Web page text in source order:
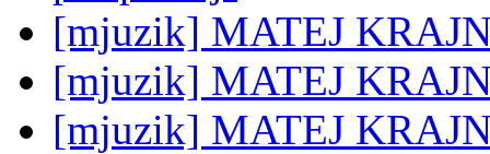
[mjuzik] MATEJ
[mjuzik] MATEJ
[mjuzik] MATEJ